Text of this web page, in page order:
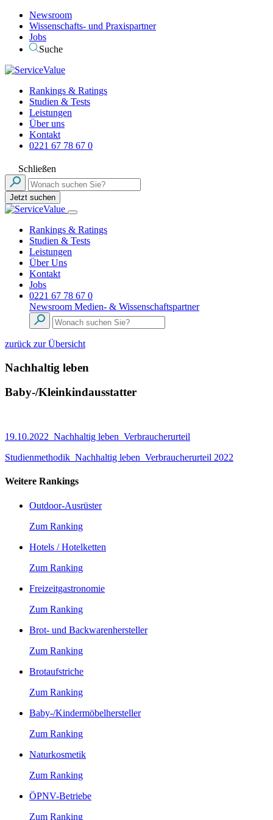
Newsroom
Wissenschafts- und Praxispartner
Jobs
Suche
Rankings & Ratings
Studien & Tests
Leistungen
Über uns
Kontakt
0221 67 78 67 0
Schließen
Jetzt suchen
Rankings & Ratings
Studien & Tests
Leistungen
Über Uns
Kontakt
Jobs
0221 67 78 67 0
Newsroom Medien- & Wissenschaftspartner
zurück zur Übersicht
Nachhaltig leben
Baby-/Kleinkindausstatter
19.10.2022_Nachhaltig leben_Verbraucherurteil
Studienmethodik_Nachhaltig leben_Verbraucherurteil 2022
Weitere Rankings
Outdoor-Ausrüster
Zum Ranking
Hotels / Hotelketten
Zum Ranking
Freizeitgastronomie
Zum Ranking
Brot- und Backwarenhersteller
Zum Ranking
Brotaufstriche
Zum Ranking
Baby-/Kindermöbelhersteller
Zum Ranking
Naturkosmetik
Zum Ranking
ÖPNV-Betriebe
Zum Ranking